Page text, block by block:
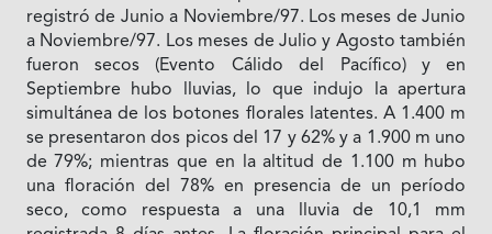
registró de Junio a Noviembre/97. Los meses de Junio
a Noviembre/97. Los meses de Julio y Agosto también
fueron secos (Evento Cálido del Pacífico) y en
Septiembre hubo lluvias, lo que indujo la apertura
simultánea de los botones florales latentes. A 1.400 m
se presentaron dos picos del 17 y 62% y a 1.900 m uno
de 79%; mientras que en la altitud de 1.100 m hubo
una floración del 78% en presencia de un período
seco, como respuesta a una lluvia de 10,1 mm